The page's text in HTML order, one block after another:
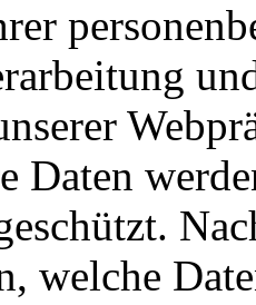
Daten
welche